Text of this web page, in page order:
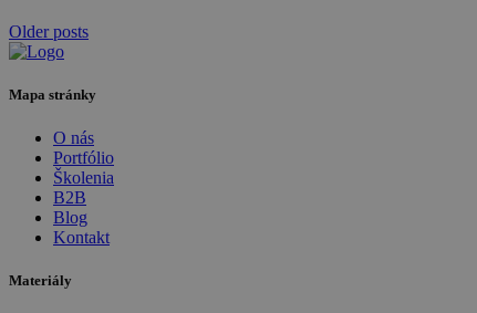
Older posts
Mapa stránky
O nás
Portfólio
Školenia
B2B
Blog
Kontakt
Materiály